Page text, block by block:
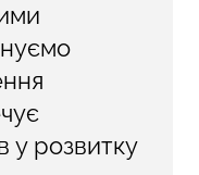
у розвитку